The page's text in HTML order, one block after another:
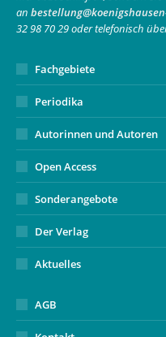
windowwindow
new
window
an
32 98 70 29 oder telefonisch
Fachgebiete
Periodika
Autorinnen und Autoren
Open Access
Sonderangebote
Der Verlag
Aktuelles
AGB